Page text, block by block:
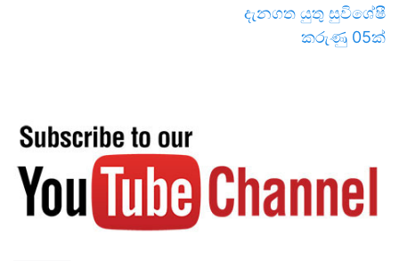
දැනගත යුතු සුවිශේෂී
කරුණු 05ක්